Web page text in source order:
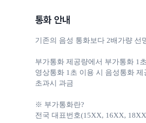
통화 안내
기존의 음성 통화보다 2배가량 선
부가통화 제공량에서 부가통화 1
영상통화 1초 이용 시 음성통화 제
초과시 과금
※ 부가통화란?
전국 대표번호(15XX, 16XX,